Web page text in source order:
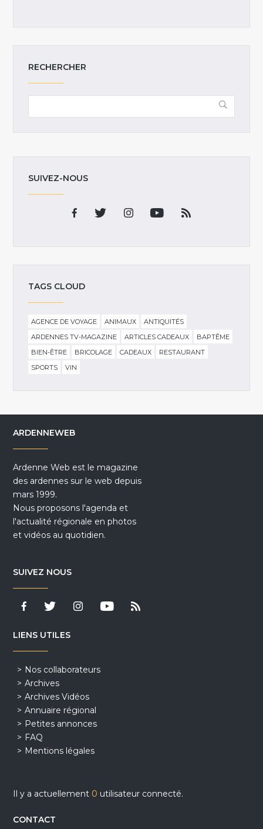
RECHERCHER
SUIVEZ-NOUS
TAGS CLOUD
AGENCE DE VOYAGE ANIMAUX
ANTIQUITÉS
ARDENNES TV-MAGAZINE
ARTICLES CADEAUX
BAPTÊME
BIEN-ÊTRE
BRICOLAGE CADEAUX
RESTAURANT
SPORTS
VIN
ARDENNEWEB
Ardenne Web est le magazine
des ardennes sur le web depuis
mars 1999.
Nous proposons l'agenda et
l'actualité régionale en photos
et vidéos au quotidien.
SUIVEZ NOUS
LIENS UTILES
Nos collaborateurs
Archives
Archives Vidéos
Annuaire régional
Petites annonces
FAQ
Mentions légales
Il y a actuellement 0 utilisateur connecté.
CONTACT